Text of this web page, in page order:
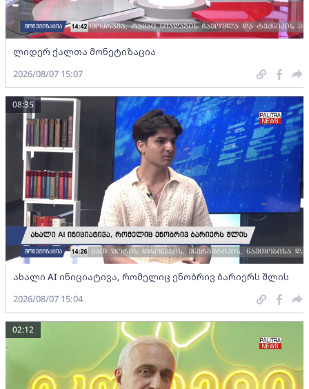
ლიდერ ქალთა მონეტიზაცია
2026/08/07 15:07
ახალი AI ინიციატივა, რომელიც ენობრივ ბარიერს შლის
08:35
2026/08/07 15:04
02:12